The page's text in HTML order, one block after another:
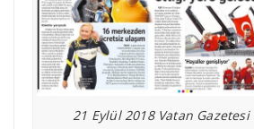
21 Eylül 2018 Vatan Gazetesi